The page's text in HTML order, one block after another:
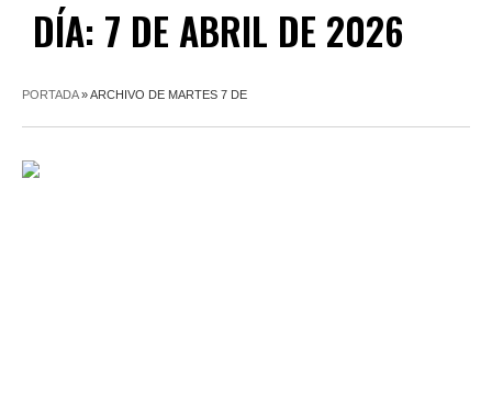
DÍA: 7 DE ABRIL DE 2026
PORTADA»ARCHIVO DE MARTES 7 DE